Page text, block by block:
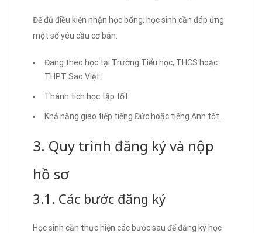
Để đủ điều kiện nhận học bổng, học sinh cần đáp ứng
một số yêu cầu cơ bản:
Đang theo học tại Trường Tiểu học, THCS hoặc
THPT Sao Việt.
Thành tích học tập tốt.
Khả năng giao tiếp tiếng Đức hoặc tiếng Anh tốt.
3. Quy trình đăng ký và nộp
hồ sơ
3.1. Các bước đăng ký
Học sinh cần thực hiện các bước sau để đăng ký học